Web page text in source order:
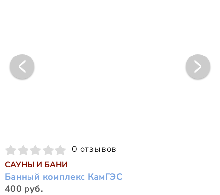
0 отзывов
САУНЫ И БАНИ
Банный комплекс КамГЭС
400 руб.